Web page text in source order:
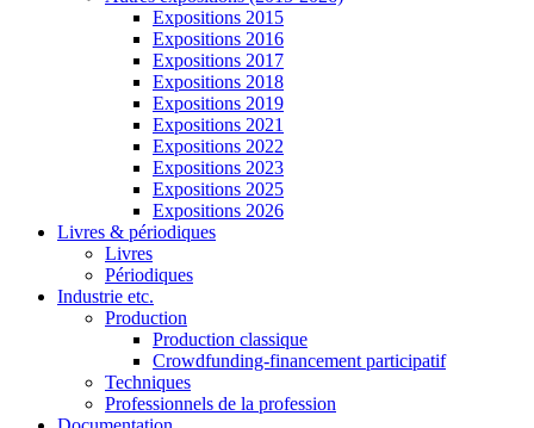
Expositions 2015
Expositions 2016
Expositions 2017
Expositions 2018
Expositions 2019
Expositions 2021
Expositions 2022
Expositions 2023
Expositions 2025
Expositions 2026
Livres & périodiques
Livres
Périodiques
Industrie etc.
Production
Production classique
Crowdfunding-financement participatif
Techniques
Professionnels de la profession